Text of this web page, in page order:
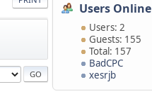
Users Online
Users: 2
Guests: 155
Total: 157
BadCPC
xesrjb